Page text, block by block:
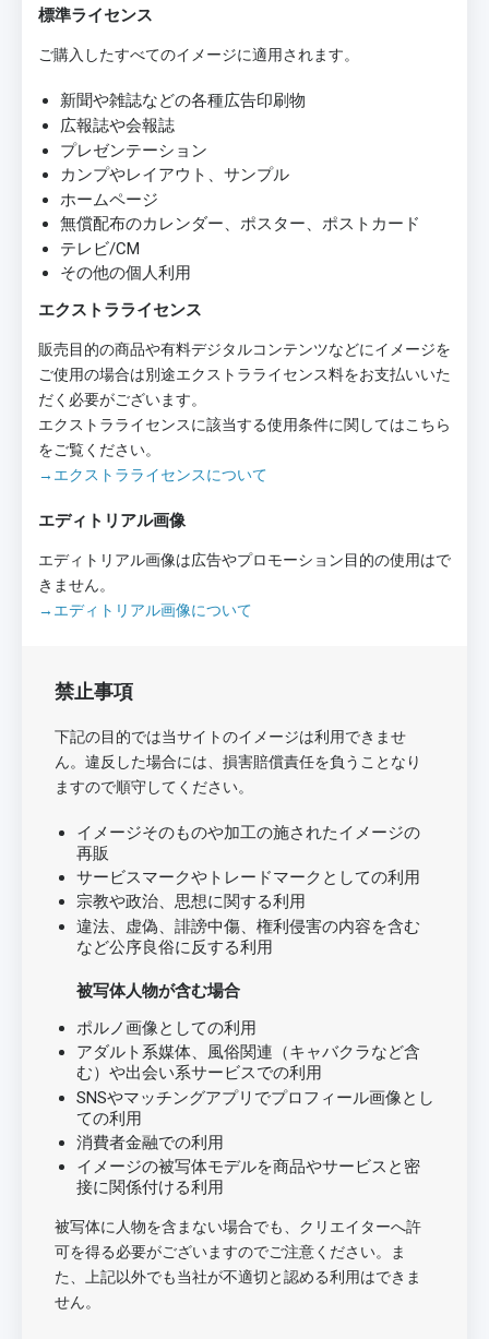
標準ライセンス
ご購入したすべてのイメージに適用されます。
新聞や雑誌などの各種広告印刷物
広報誌や会報誌
プレゼンテーション
カンプやレイアウト、サンプル
ホームページ
無償配布のカレンダー、ポスター、ポストカード
テレビ/CM
その他の個人利用
エクストラライセンス
販売目的の商品や有料デジタルコンテンツなどにイメージを
ご使用の場合は別途エクストラライセンス料をお支払いいた
だく必要がございます。
エクストラライセンスに該当する使用条件に関してはこちら
をご覧ください。
→エクストラライセンスについて
エディトリアル画像
エディトリアル画像は広告やプロモーション目的の使用はで
きません。
→エディトリアル画像について
禁止事項
下記の目的では当サイトのイメージは利用できませ
ん。違反した場合には、損害賠償責任を負うことなり
ますので順守してください。
イメージそのものや加工の施されたイメージの
再販
サービスマークやトレードマークとしての利用
宗教や政治、思想に関する利用
違法、虚偽、誹謗中傷、権利侵害の内容を含む
など公序良俗に反する利用
被写体人物が含む場合
ポルノ画像としての利用
アダルト系媒体、風俗関連（キャバクラなど含
む）や出会い系サービスでの利用
SNSやマッチングアプリでプロフィール画像とし
ての利用
消費者金融での利用
イメージの被写体モデルを商品やサービスと密
接に関係付ける利用
被写体に人物を含まない場合でも、クリエイターへ許
可を得る必要がございますのでご注意ください。ま
た、上記以外でも当社が不適切と認める利用はできま
せん。